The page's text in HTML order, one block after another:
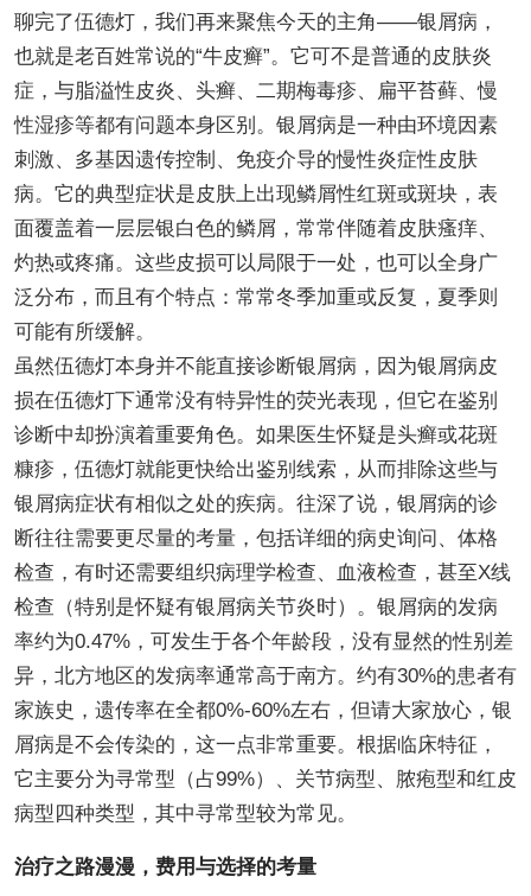
聊完了伍德灯，我们再来聚焦今天的主角——银屑病，
也就是老百姓常说的“牛皮癣”。它可不是普通的皮肤炎
症，与脂溢性皮炎、头癣、二期梅毒疹、扁平苔藓、慢
性湿疹等都有问题本身区别。银屑病是一种由环境因素
刺激、多基因遗传控制、免疫介导的慢性炎症性皮肤
病。它的典型症状是皮肤上出现鳞屑性红斑或斑块，表
面覆盖着一层层银白色的鳞屑，常常伴随着皮肤瘙痒、
灼热或疼痛。这些皮损可以局限于一处，也可以全身广
泛分布，而且有个特点：常常冬季加重或反复，夏季则
可能有所缓解。
虽然伍德灯本身并不能直接诊断银屑病，因为银屑病皮
损在伍德灯下通常没有特异性的荧光表现，但它在鉴别
诊断中却扮演着重要角色。如果医生怀疑是头癣或花斑
糠疹，伍德灯就能更快给出鉴别线索，从而排除这些与
银屑病症状有相似之处的疾病。往深了说，银屑病的诊
断往往需要更尽量的考量，包括详细的病史询问、体格
检查，有时还需要组织病理学检查、血液检查，甚至X线
检查（特别是怀疑有银屑病关节炎时）。银屑病的发病
率约为0.47%，可发生于各个年龄段，没有显然的性别差
异，北方地区的发病率通常高于南方。约有30%的患者有
家族史，遗传率在全都0%-60%左右，但请大家放心，银
屑病是不会传染的，这一点非常重要。根据临床特征，
它主要分为寻常型（占99%）、关节病型、脓疱型和红皮
病型四种类型，其中寻常型较为常见。
治疗之路漫漫，费用与选择的考量